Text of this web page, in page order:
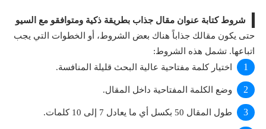
شروط كتابة عنوان مقال جذاب بطريقة ذكية ومتوافقو مع السيو
حتى يكون مقالك جذاباً هناك بعض الشروط، أو الخطوات التي يجب
اتباعها. تشمل هذه الشروط:
اختيار كلمة مفتاحية عالية البحث قليلة المنافسة.
وضع الكلمة المفتاحية داخل المقال.
طول المقال 50 بكسل أي ما يعادل 7 إلى 10 كلمات.